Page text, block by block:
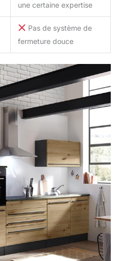
une certaine expertise
Pas de système de
fermeture douce